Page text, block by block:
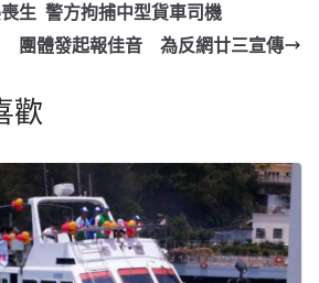
生 警方拘捕中型貨車司機
團體發起報佳音 為反網廿三宣傳
歡